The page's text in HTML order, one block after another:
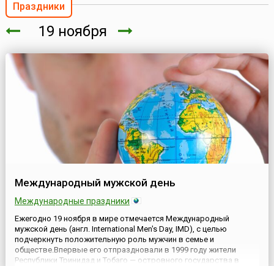
Праздники
19 ноября
Международный мужской день
Международные праздники
Ежегодно 19 ноября в мире отмечается Международный
мужской день (англ. International Men's Day, IMD), с целью
подчеркнуть положительную роль мужчин в семье и
обществе.Впервые его отпраздновали в 1999 году жители
Республики Тринидад и Тобаго — островного государства в